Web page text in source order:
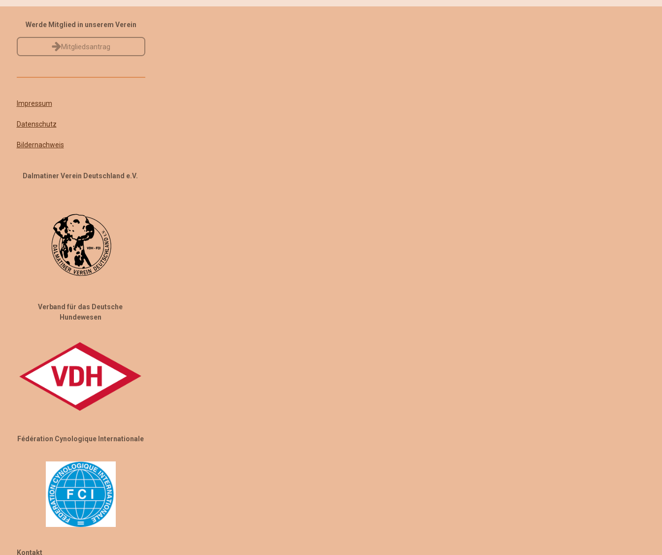
Werde Mitglied in unserem Verein
Mitgliedsantrag
Impressum
Datenschutz
Bildernachweis
Dalmatiner Verein Deutschland e.V.
Verband für das Deutsche
Hundewesen
Fédération Cynologique Internationale
Kontakt